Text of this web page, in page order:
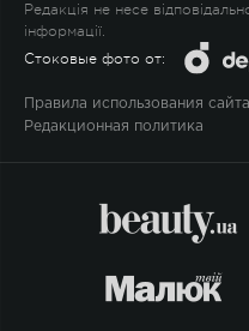
Редакція не несе
інформації.
Стоковые фото от:
Правила использования сайта
Редакционная политика